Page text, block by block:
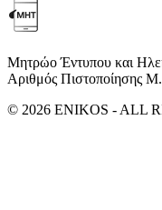
Μητρώο Έντυπου και
Αριθμός Πιστοποίησης
© 2026 ENIKOS - ALL